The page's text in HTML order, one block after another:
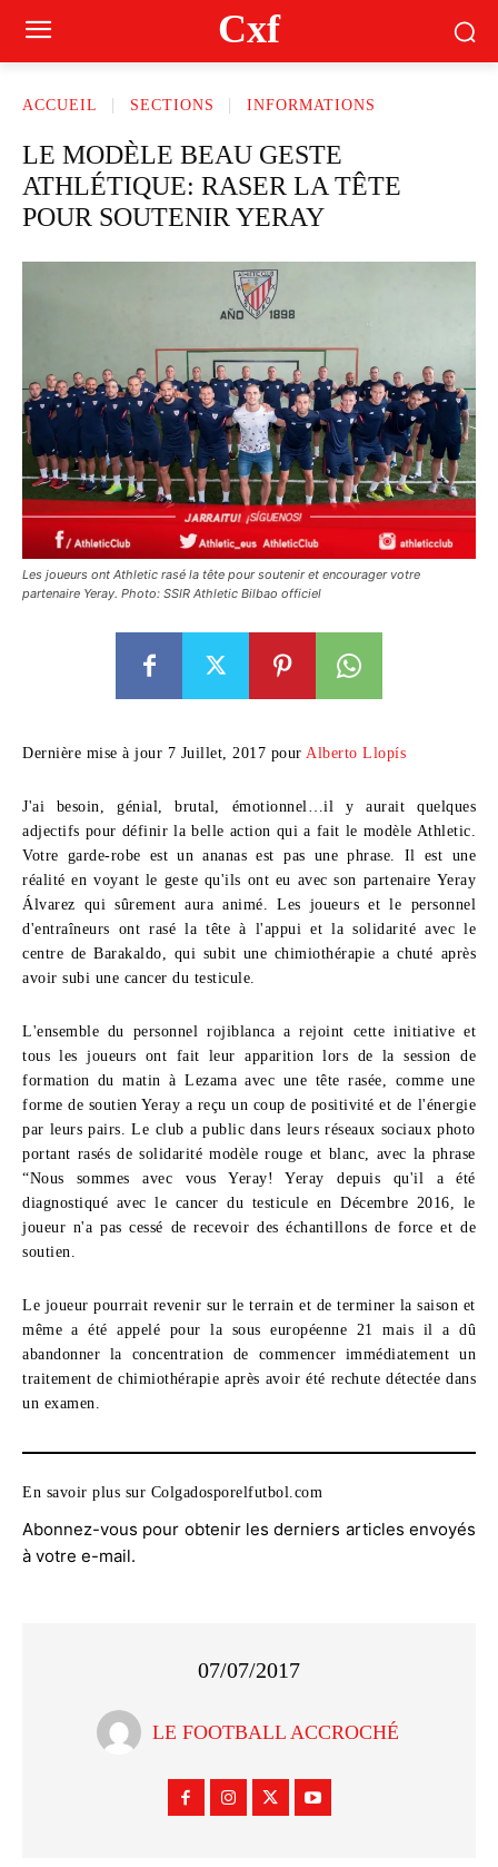
Cxf
ACCUEIL SECTIONS INFORMATIONS
LE MODÈLE BEAU GESTE
ATHLÉTIQUE: RASER LA TÊTE
POUR SOUTENIR YERAY
Les joueurs ont Athletic rasé la tête pour soutenir et encourager votre
partenaire Yeray. Photo: SSIR Athletic Bilbao officiel
Dernière mise à jour 7 Juillet, 2017 pour Alberto Llopís
J'ai besoin, génial, brutal, émotionnel…il y aurait quelques
adjectifs pour définir la belle action qui a fait le modèle Athletic.
Votre garde-robe est un ananas est pas une phrase. Il est une
réalité en voyant le geste qu'ils ont eu avec son partenaire Yeray
Álvarez qui sûrement aura animé. Les joueurs et le personnel
d'entraîneurs ont rasé la tête à l'appui et la solidarité avec le
centre de Barakaldo, qui subit une chimiothérapie a chuté après
avoir subi une cancer du testicule.
L'ensemble du personnel rojiblanca a rejoint cette initiative et
tous les joueurs ont fait leur apparition lors de la session de
formation du matin à Lezama avec une tête rasée, comme une
forme de soutien Yeray a reçu un coup de positivité et de l'énergie
par leurs pairs. Le club a public dans leurs réseaux sociaux photo
portant rasés de solidarité modèle rouge et blanc, avec la phrase
“Nous sommes avec vous Yeray! Yeray depuis qu'il a été
diagnostiqué avec le cancer du testicule en Décembre 2016, le
joueur n'a pas cessé de recevoir des échantillons de force et de
soutien.
Le joueur pourrait revenir sur le terrain et de terminer la saison et
même a été appelé pour la sous européenne 21 mais il a dû
abandonner la concentration de commencer immédiatement un
traitement de chimiothérapie après avoir été rechute détectée dans
un examen.
En savoir plus sur Colgadosporelfutbol.com
Abonnez-vous pour obtenir les derniers articles envoyés
à votre e-mail.
07/07/2017
LE FOOTBALL ACCROCHÉ